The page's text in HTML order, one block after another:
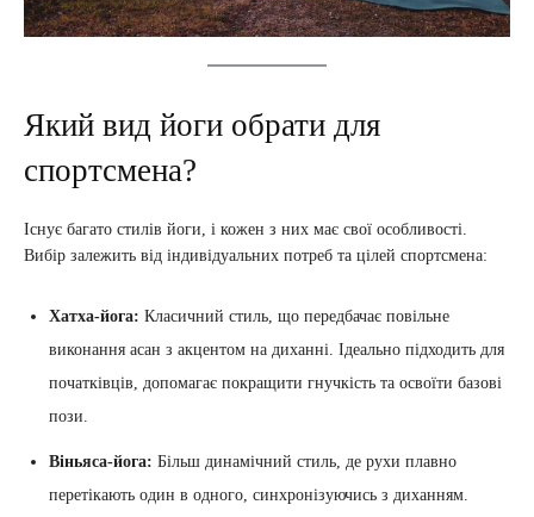
Який вид йоги обрати для
спортсмена?
Існує багато стилів йоги, і кожен з них має свої особливості.
Вибір залежить від індивідуальних потреб та цілей спортсмена:
Хатха-йога: Класичний стиль, що передбачає повільне
виконання асан з акцентом на диханні. Ідеально підходить для
початківців, допомагає покращити гнучкість та освоїти базові
пози.
Віньяса-йога: Більш динамічний стиль, де рухи плавно
перетікають один в одного, синхронізуючись з диханням.